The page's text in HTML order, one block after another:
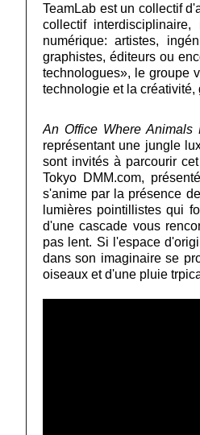
TeamLab est un collectif
collectif
numérique: artistes,
graphistes, éditeurs ou
technologues», le groupe
technologie et la créativité,
An Office Where Animals
représentant une jungle
sont invités à parcourir
Tokyo DMM.com,
s'anime par la présence
lumières pointillistes qui
d'une cascade vous
pas lent. Si l'espace
dans son imaginaire se
oiseaux et d'une pluie